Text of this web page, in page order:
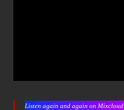
Listen again and again on Mixcloud